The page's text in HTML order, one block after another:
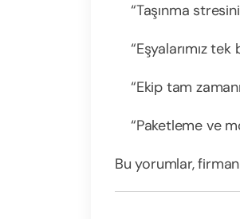
“Taşınma
“Eşyalarımız
“Ekip tam
“Paketleme ve
Bu yorumlar,